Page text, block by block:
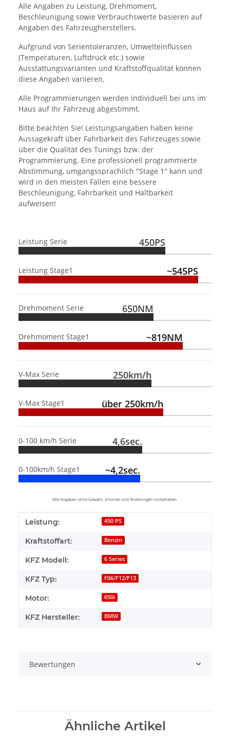
Alle Angaben zu Leistung, Drehmoment,
Beschleunigung sowie Verbrauchswerte basieren auf
Angaben des Fahrzeugherstellers.
Aufgrund von Serientoleranzen, Umwelteinflüssen
(Temperaturen, Luftdruck etc.) sowie
Ausstattungsvarianten und Kraftstoffqualität können
diese Angaben variieren.
Alle Programmierungen werden individuell bei uns im
Haus auf Ihr Fahrzeug abgestimmt.
Bitte beachten Sie! Leistungsangaben haben keine
Aussagekraft über Fahrbarkeit des Fahrzeuges sowie
über die Qualität des Tunings bzw. der
Programmierung. Eine professionell programmierte
Abstimmung, umgangssprachlich "Stage 1" kann und
wird in den meisten Fällen eine bessere
Beschleunigung, Fahrbarkeit und Haltbarkeit
aufweisen!
Leistung Serie 450PS
Leistung Stage1 ~545PS
Drehmoment Serie 650NM
Drehmoment Stage1 ~819NM
V-Max Serie 250km/h
V-Max Stage1 über 250km/h
0-100 km/h Serie 4,6sec.
0-100km/h Stage1 ~4,2sec.
Alle Angaben ohne Gewähr, Irrtümer und Änderungen vorbehalten.
Produkteigenschaft
Wert
Leistung: 450 PS
Kraftstoffart: Benzin
KFZ Modell: 6 Series
KFZ Typ: F06/F12/F13
Motor: 650i
KFZ Hersteller: BMW
Bewertungen
Ähnliche Artikel